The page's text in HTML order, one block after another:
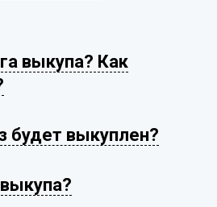
выкупа? Как
будет выкуплен?